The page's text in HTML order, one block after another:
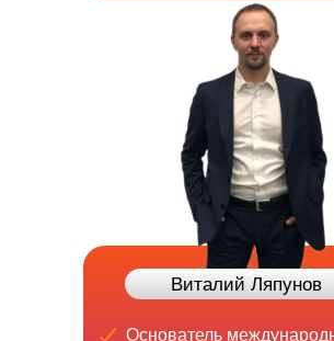
Виталий Ляпунов
Основатель